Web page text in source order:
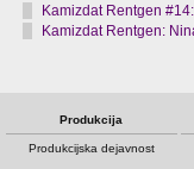
Kamizdat Rentgen
Kamizdat Rentgen:
Produkcija
Produkcijska dejavnost